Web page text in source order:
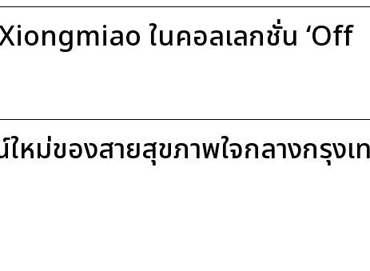
ในคอลเลกชั่น ‘Off
ม่ของสายสุขภาพใจกลางกรุงเ